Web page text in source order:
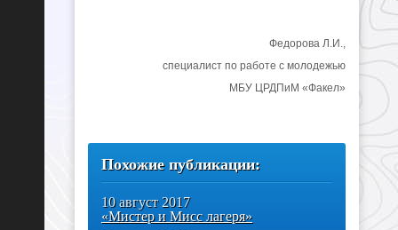
Федорова Л.И.,
специалист по работе с молодежью
МБУ ЦРДПиМ «Факел»
Похожие публикации:
10 август 2017
«Мистер и Мисс лагеря»